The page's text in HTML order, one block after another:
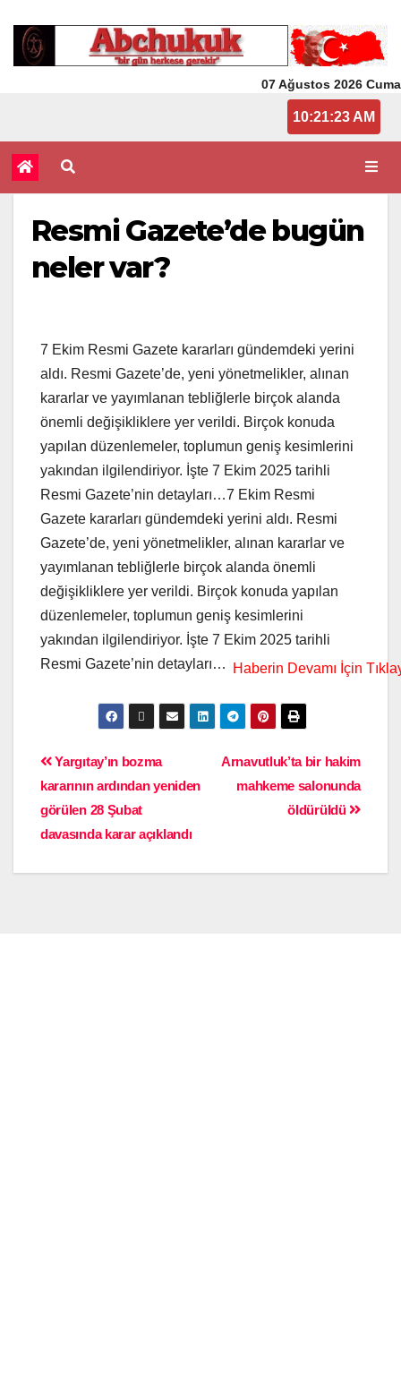
07 Ağustos 2026 Cuma
10:21:23 AM
Resmi Gazete’de bugün
neler var?
7 Ekim Resmi Gazete kararları gündemdeki yerini
aldı. Resmi Gazete’de, yeni yönetmelikler, alınan
kararlar ve yayımlanan tebliğlerle birçok alanda
önemli değişikliklere yer verildi. Birçok konuda
yapılan düzenlemeler, toplumun geniş kesimlerini
yakından ilgilendiriyor. İşte 7 Ekim 2025 tarihli
Resmi Gazete’nin detayları…7 Ekim Resmi
Gazete kararları gündemdeki yerini aldı. Resmi
Gazete’de, yeni yönetmelikler, alınan kararlar ve
yayımlanan tebliğlerle birçok alanda önemli
değişikliklere yer verildi. Birçok konuda yapılan
düzenlemeler, toplumun geniş kesimlerini
yakından ilgilendiriyor. İşte 7 Ekim 2025 tarihli
Resmi Gazete’nin detayları…
Arnavutluk’ta bir hakim
mahkeme salonunda
öldürüldü
Yargıtay’ın bozma
kararının ardından yeniden
görülen 28 Şubat
davasında karar açıklandı